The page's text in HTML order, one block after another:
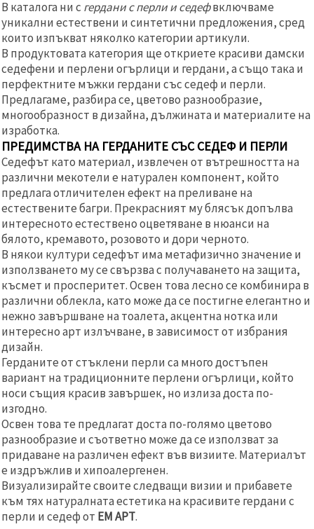
Настройки
В каталога ни с гердани с перли и седефвключваме
уникални естествени и синтетични предложения, сред
които изпъкват няколко категории артикули.
В продуктовата категория ще откриете красиви дамски
седефени и перлени огърлици и гердани, а също така и
перфектните мъжки гердани със седеф и перли.
Предлагаме, разбира се, цветово разнообразие,
многообразност в дизайна, дължината и материалите на
изработка.
ПРЕДИМСТВА НА ГЕРДАНИТЕ СЪС СЕДЕФ И ПЕРЛИ
Седефът като материал, извлечен от вътрешността на
различни мекотели е натурален компонент, който
предлага отличителен ефект на преливане на
естествените багри. Прекрасният му блясък допълва
интересното естествено оцветяване в нюанси на
бялото, кремавото, розовото и дори черното.
В някои култури седефът има метафизично значение и
използването му се свързва с получаването на защита,
късмет и просперитет. Освен това лесно се комбинира в
различни облекла, като може да се постигне елегантно и
нежно завършване на тоалета, акцентна нотка или
интересно арт излъчване, в зависимост от избрания
дизайн.
Герданите от стъклени перли са много достъпен
вариант на традиционните перлени огърлици, който
носи същия красив завършек, но излиза доста по-
изгодно.
Освен това те предлагат доста по-голямо цветово
разнообразие и съответно може да се използват за
придаване на различен ефект във визиите. Материалът
е издръжлив и хипоалергенен.
Визуализирайте своите следващи визии и прибавете
към тях натуралната естетика на красивите гердани с
перли и седеф от ЕМ АРТ.